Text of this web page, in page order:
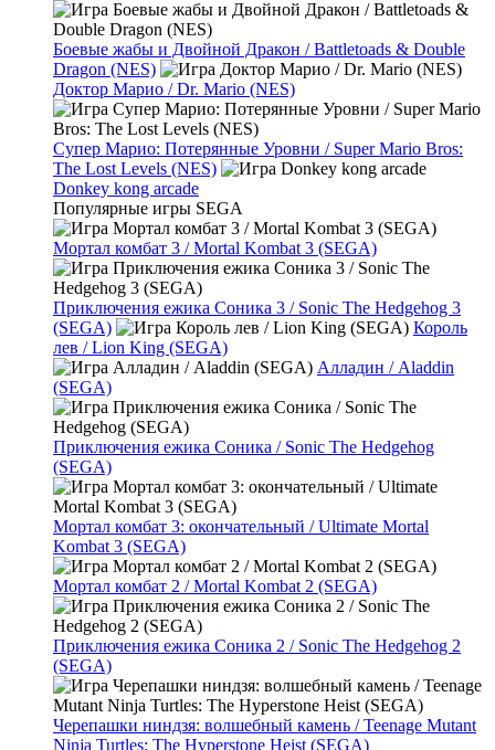
Боевые жабы и Двойной Дракон / Battletoads & Double
Dragon (NES)
Доктор Марио / Dr. Mario (NES)
Супер Марио: Потерянные Уровни / Super Mario Bros:
The Lost Levels (NES)
Donkey kong arcade
Популярные игры SEGA
Мортал комбат 3 / Mortal Kombat 3 (SEGA)
Приключения ежика Соника 3 / Sonic The Hedgehog 3
(SEGA)
Король
лев / Lion King (SEGA)
Алладин / Aladdin
(SEGA)
Приключения ежика Соника / Sonic The Hedgehog
(SEGA)
Мортал комбат 3: окончательный / Ultimate Mortal
Kombat 3 (SEGA)
Мортал комбат 2 / Mortal Kombat 2 (SEGA)
Приключения ежика Соника 2 / Sonic The Hedgehog 2
(SEGA)
Черепашки ниндзя: волшебный камень / Teenage Mutant
Ninja Turtles: The Hyperstone Heist (SEGA)